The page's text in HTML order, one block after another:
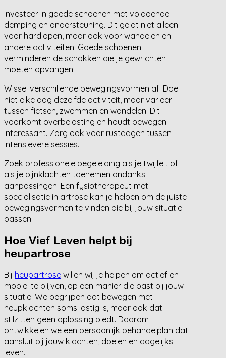
Investeer in goede schoenen met voldoende
demping en ondersteuning. Dit geldt niet alleen
voor hardlopen, maar ook voor wandelen en
andere activiteiten. Goede schoenen
verminderen de schokken die je gewrichten
moeten opvangen.
Wissel verschillende bewegingsvormen af. Doe
niet elke dag dezelfde activiteit, maar varieer
tussen fietsen, zwemmen en wandelen. Dit
voorkomt overbelasting en houdt bewegen
interessant. Zorg ook voor rustdagen tussen
intensievere sessies.
Zoek professionele begeleiding als je twijfelt of
als je pijnklachten toenemen ondanks
aanpassingen. Een fysiotherapeut met
specialisatie in artrose kan je helpen om de juiste
bewegingsvormen te vinden die bij jouw situatie
passen.
Hoe Vief Leven helpt bij
heupartrose
Bij heupartrose willen wij je helpen om actief en
mobiel te blijven, op een manier die past bij jouw
situatie. We begrijpen dat bewegen met
heupklachten soms lastig is, maar ook dat
stilzitten geen oplossing biedt. Daarom
ontwikkelen we een persoonlijk behandelplan dat
aansluit bij jouw klachten, doelen en dagelijks
leven.